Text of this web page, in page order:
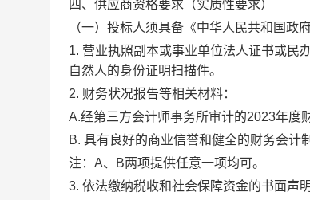
四、供应商资格要求（实质性要求）
（一）投标人须具备《中华人民共和国政
1. 营业执照副本或事业单位法人证书或民
自然人的身份证明扫描件。
2. 财务状况报告等相关材料：
A.经第三方会计师事务所审计的2023年度
B. 具有良好的商业信誉和健全的财务会计
注： A、 B两项提供任意一项均可。
3. 依法缴纳税收和社会保障资金的书面声明